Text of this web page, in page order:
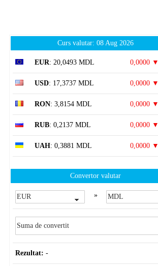
Curs valutar: 08 Aug 2026
EUR: 20,0493 MDL 0,0000 ▼
USD: 17,3737 MDL 0,0000 ▼
RON: 3,8154 MDL 0,0000 ▼
RUB: 0,2137 MDL 0,0000 ▼
UAH: 0,3881 MDL 0,0000 ▼
Convertor valutar
»
Rezultat: -